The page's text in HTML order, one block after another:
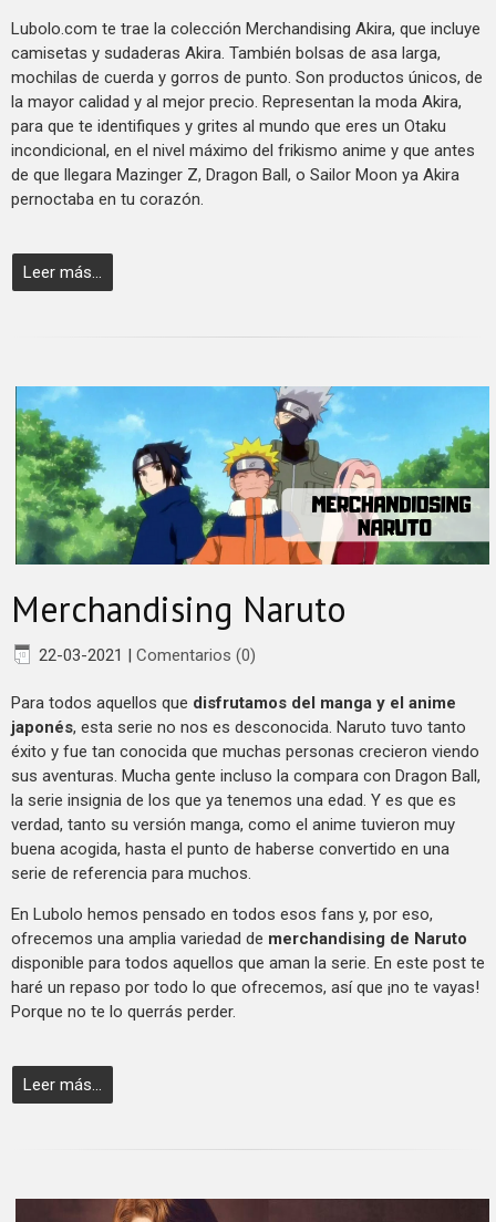
Lubolo.com te trae la colección Merchandising Akira, que incluye
camisetas y sudaderas Akira. También bolsas de asa larga,
mochilas de cuerda y gorros de punto. Son productos únicos, de
la mayor calidad y al mejor precio. Representan la moda Akira,
para que te identifiques y grites al mundo que eres un Otaku
incondicional, en el nivel máximo del frikismo anime y que antes
de que llegara Mazinger Z, Dragon Ball, o Sailor Moon ya Akira
pernoctaba en tu corazón.
Leer más...
Merchandising Naruto
22-03-2021 | Comentarios (0)
Para todos aquellos que disfrutamos del manga y el anime
japonés, esta serie no nos es desconocida. Naruto tuvo tanto
éxito y fue tan conocida que muchas personas crecieron viendo
sus aventuras. Mucha gente incluso la compara con Dragon Ball,
la serie insignia de los que ya tenemos una edad. Y es que es
verdad, tanto su versión manga, como el anime tuvieron muy
buena acogida, hasta el punto de haberse convertido en una
serie de referencia para muchos.
En Lubolo hemos pensado en todos esos fans y, por eso,
ofrecemos una amplia variedad de merchandising de Naruto
disponible para todos aquellos que aman la serie. En este post te
haré un repaso por todo lo que ofrecemos, así que ¡no te vayas!
Porque no te lo querrás perder.
Leer más...